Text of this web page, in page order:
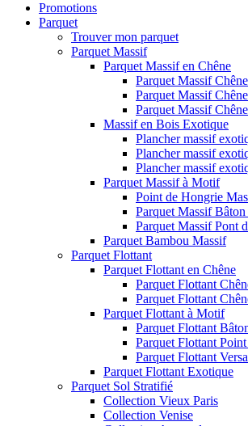
Promotions
Parquet
Trouver mon parquet
Parquet Massif
Parquet Massif en Chêne
Parquet Massif
Parquet Massif
Parquet Massif
Massif en Bois Exotique
Plancher massif
Plancher massif
Plancher massif
Parquet Massif à Motif
Point de Hongrie
Parquet Massif
Parquet Massif Pont
Parquet Bambou Massif
Parquet Flottant
Parquet Flottant en Chêne
Parquet Flottant
Parquet Flottant
Parquet Flottant à Motif
Parquet Flottant
Parquet Flottant
Parquet Flottant
Parquet Flottant Exotique
Parquet Sol Stratifié
Collection Vieux Paris
Collection Venise